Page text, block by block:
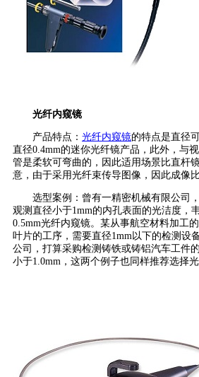
光纤内窥镜
产品特点： 光纤内窥镜的特点是直径
直径0.4mm的迷你光纤镜产品，此外，与
管是柔软可弯曲的，因此适用场景比直杆
意，由于采用光纤束传导图像，因此成像
选型案例：曾有一精密机械有限公司
观测直径小于1mm的内孔表面的光洁度，
0.5mm光纤内窥镜。某从事航空材料加工
叶片的工序，需要直径1mm以下的检测设
公司，打算采购检测铸铁或铸铝汽车工件
小于1.0mm，这两个例子也同样推荐选择光